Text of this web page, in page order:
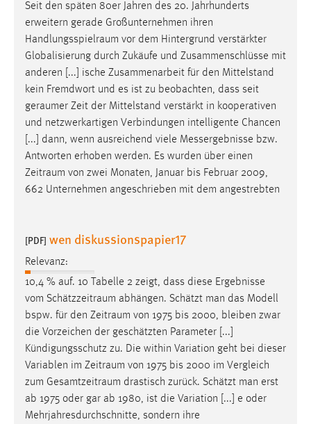
Seit den späten 80er Jahren des 20. Jahrhunderts
erweitern gerade Großunternehmen ihren
Handlungsspielraum vor dem Hintergrund verstärkter
Globalisierung durch Zukäufe und Zusammenschlüsse mit
anderen [...] ische Zusammenarbeit für den Mittelstand
kein Fremdwort und es ist zu beobachten, dass seit
geraumer Zeit der Mittelstand verstärkt in kooperativen
und netzwerkartigen Verbindungen intelligente Chancen
[...] dann, wenn ausreichend viele Messergebnisse bzw.
Antworten erhoben werden. Es wurden über einen
Zeitraum von zwei Monaten, Januar bis Februar 2009,
662 Unternehmen angeschrieben mit dem angestrebten
[PDF] wen diskussionspapier17
Relevanz:
10,4 % auf. 10 Tabelle 2 zeigt, dass diese Ergebnisse
vom Schätzzeitraum abhängen. Schätzt man das Modell
bspw. für den Zeitraum von 1975 bis 2000, bleiben zwar
die Vorzeichen der geschätzten Parameter [...]
Kündigungsschutz zu. Die within Variation geht bei dieser
Variablen im Zeitraum von 1975 bis 2000 im Vergleich
zum Gesamtzeitraum drastisch zurück. Schätzt man erst
ab 1975 oder gar ab 1980, ist die Variation [...] e oder
Mehrjahresdurchschnitte, sondern ihre